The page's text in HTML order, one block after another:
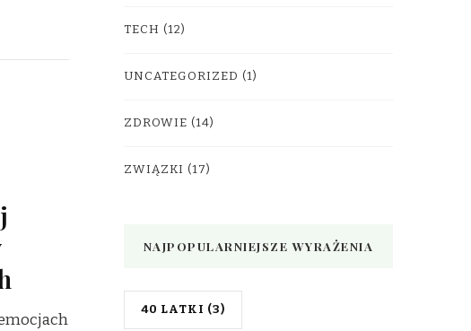
TECH (12)
UNCATEGORIZED (1)
ZDROWIE (14)
ZWIĄZKI (17)
NAJPOPULARNIEJSZE WYRAŻENIA
40 LATKI (3)